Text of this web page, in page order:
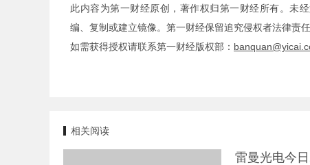
此内容为第一财经原创，著作权归第一财经所有。未
编、复制或建立镜像。第一财经保留追究侵权者法律责任
如需获得授权请联系第一财经版权部：
相关阅读
雷曼光电今